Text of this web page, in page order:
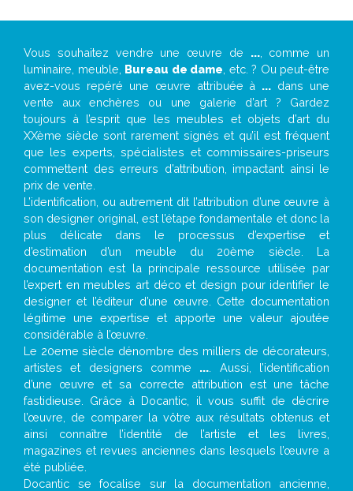
Vous souhaitez vendre une œuvre de ..., comme un
luminaire, meuble, Bureau de dame , etc. ? Ou peut-être
avez-vous repéré une œuvre attribuée à ... dans une
vente aux enchères ou une galerie d’art ? Gardez
toujours à l’esprit que les meubles et objets d’art du
XXème siècle sont rarement signés et qu’il est fréquent
que les experts, spécialistes et commissaires-priseurs
commettent des erreurs d’attribution, impactant ainsi le
prix de vente.
L’identification, ou autrement dit l’attribution d’une œuvre à
son designer original, est l’étape fondamentale et donc la
plus délicate dans le processus d’expertise et
d’estimation d’un meuble du 20ème siècle. La
documentation est la principale ressource utilisée par
l’expert en meubles art déco et design pour identifier le
designer et l’éditeur d’une œuvre. Cette documentation
légitime une expertise et apporte une valeur ajoutée
considérable à l’œuvre.
Le 20eme siècle dénombre des milliers de décorateurs,
artistes et designers comme ... . Aussi, l’identification
d’une œuvre et sa correcte attribution est une tâche
fastidieuse. Grâce à Docantic, il vous suffit de décrire
l’œuvre, de comparer la vôtre aux résultats obtenus et
ainsi connaître l’identité de l’artiste et les livres,
magazines et revues anciennes dans lesquels l’œuvre a
été publiée.
Docantic se focalise sur la documentation ancienne,